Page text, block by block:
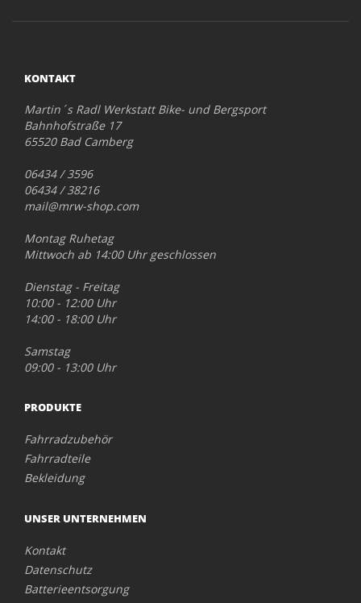
KONTAKT
Martin´s Radl Werkstatt Bike- und Bergsport
Bahnhofstraße 17
65520 Bad Camberg
06434 / 3596
06434 / 38216
mail@mrw-shop.com
Montag Ruhetag
Mittwoch ab 14:00 Uhr geschlossen
Dienstag - Freitag
10:00 - 12:00 Uhr
14:00 - 18:00 Uhr
Samstag
09:00 - 13:00 Uhr
PRODUKTE
Fahrradzubehör
Fahrradteile
Bekleidung
UNSER UNTERNEHMEN
Kontakt
Datenschutz
Batterieentsorgung